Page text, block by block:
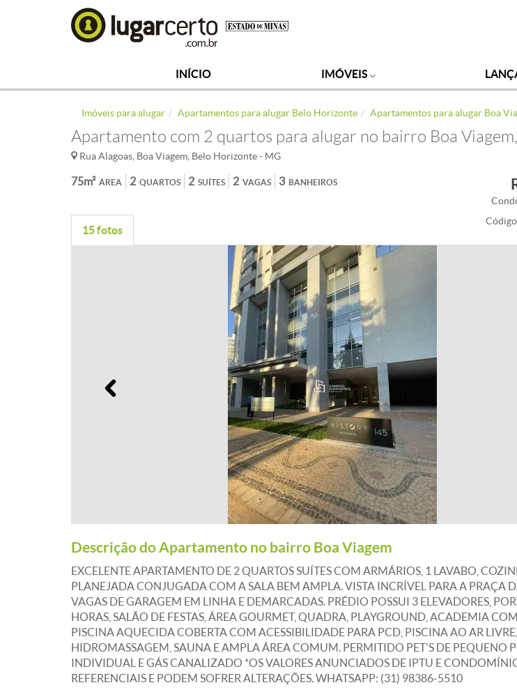
INÍCIO IMÓVEIS
Imóveis para alugar Apartamentos para alugar Belo Horizonte Apartamentos para alugar Boa
Apartamento com 2 quartos para alugar no bairro Boa
Rua Alagoas, Boa Viagem, Belo Horizonte - MG
ÁREA
75m² QUARTOS
2 SUÍTES
2 VAGAS
2 BANHEIROS
3
15 fotos
Descrição do Apartamento no bairro Boa Viagem
EXCELENTE APARTAMENTO DE 2 QUARTOS SUÍTES COM ARMÁRIOS, 1 LAVABO,
PLANEJADA CONJUGADA COM A SALA BEM AMPLA. VISTA INCRÍVEL PARA A PRAÇA
VAGAS DE GARAGEM EM LINHA E DEMARCADAS. PRÉDIO POSSUI 3 ELEVADORES,
HORAS, SALÃO DE FESTAS, ÁREA GOURMET, QUADRA, PLAYGROUND, ACADEMIA
PISCINA AQUECIDA COBERTA COM ACESSIBILIDADE PARA PCD, PISCINA AO AR LIVRE,
HIDROMASSAGEM, SAUNA E AMPLA ÁREA COMUM. PERMITIDO PET'S DE PEQUENO
INDIVIDUAL E GÁS CANALIZADO *OS VALORES ANUNCIADOS DE IPTU E
REFERENCIAIS E PODEM SOFRER ALTERAÇÕES. WHATSAPP: (31) 98386-5510